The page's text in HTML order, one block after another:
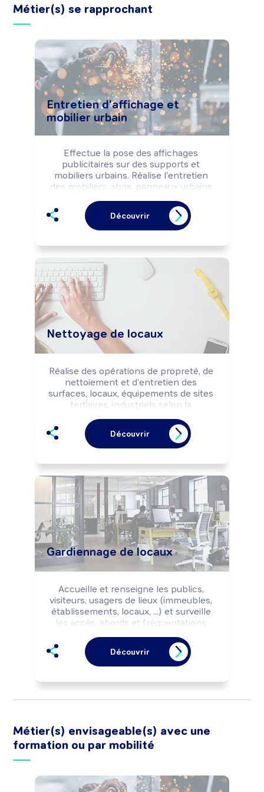
Métier(s) se rapprochant
Entretien d'affichage et
mobilier urbain
Effectue la pose des affichages
publicitaires sur des supports et
mobiliers urbains. Réalise l'entretien
des mobiliers, abris, panneaux urbains
sécurité et les impératifs d'exploitation
(propreté, qualité ...).
Réalise la pose intérieure ou extérieure
muraux, enseignes, ...).
Peut coordonner une équipe.
Découvrir
Nettoyage de locaux
Réalise des opérations de propreté, de
nettoiement et d'entretien des
surfaces, locaux, équipements de sites
tertiaires, industriels selon la
Peut réaliser des opérations de
rénovation de surfaces (sols plastiques,
Peut coordonner une équipe.
Découvrir
Gardiennage de locaux
Accueille et renseigne les publics,
visiteurs, usagers de lieux (immeubles,
établissements, locaux, ...) et surveille
les accès, abords et fréquentations
tranquillité, propreté, ...
Peut effectuer l'entretien et la
maintenance des lieux et abords.
d'entretien/techniques.
Découvrir
Métier(s) envisageable(s) avec une
formation ou par mobilité